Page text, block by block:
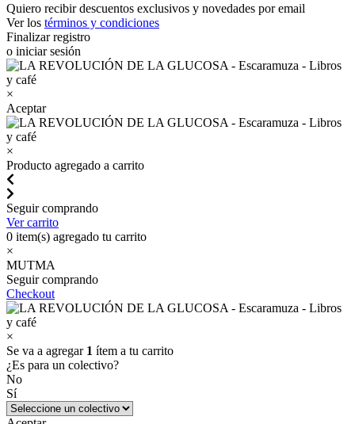
Quiero recibir descuentos exclusivos y novedades por email
Ver los términos y condiciones
Finalizar registro
o iniciar sesión
×
Aceptar
×
Producto agregado a carrito
Seguir comprando
Ver carrito
0 item(s) agregado tu carrito
×
MUTMA
Seguir comprando
Checkout
×
Se va a agregar 1 ítem a tu carrito
¿Es para un colectivo?
No
Sí